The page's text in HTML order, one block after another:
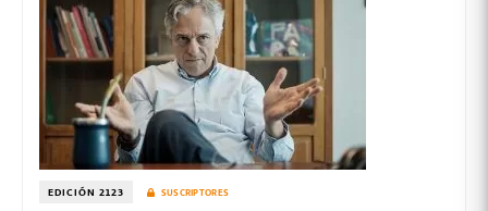
EDICIÓN 2123 SUSCRIPTORES